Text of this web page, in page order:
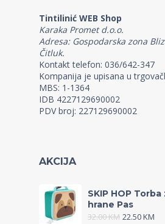
Tintilinić WEB Shop
Karaka Promet d.o.o.
Adresa: Gospodarska zona
Čitluk.
Kontakt telefon: 036/642-347
Kompanija je upisana u
MBS: 1-1364
IDB 4227129690002
PDV broj: 227129690002
AKCIJA
SKIP HOP
hrane Pas
32.00KM 22.50KM